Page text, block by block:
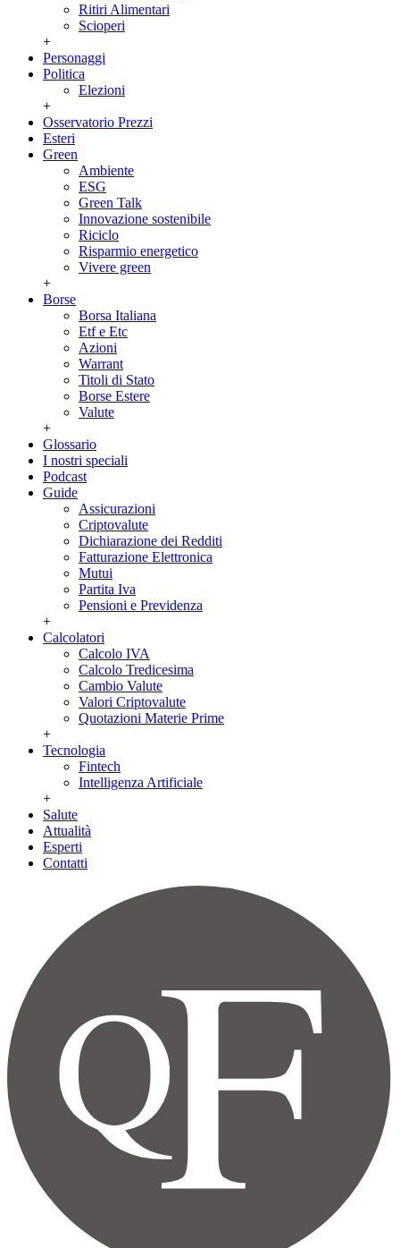
Ritiri Alimentari
Scioperi
+
Personaggi
Politica
Elezioni
+
Osservatorio Prezzi
Esteri
Green
Ambiente
ESG
Green Talk
Innovazione sostenibile
Riciclo
Risparmio energetico
Vivere green
+
Borse
Borsa Italiana
Etf e Etc
Azioni
Warrant
Titoli di Stato
Borse Estere
Valute
+
Glossario
I nostri speciali
Podcast
Guide
Assicurazioni
Criptovalute
Dichiarazione dei Redditi
Fatturazione Elettronica
Mutui
Partita Iva
Pensioni e Previdenza
+
Calcolatori
Calcolo IVA
Calcolo Tredicesima
Cambio Valute
Valori Criptovalute
Quotazioni Materie Prime
+
Tecnologia
Fintech
Intelligenza Artificiale
+
Salute
Attualità
Esperti
Contatti